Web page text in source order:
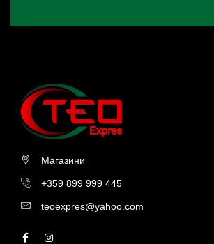
Магазини
+359 899 999 445
teoexpres@yahoo.com